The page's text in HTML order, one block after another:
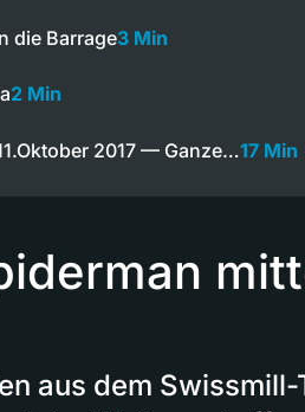
die Barrage3 Min
2 Min
2017 — Ganze…17 Min
aus dem Swissmill-